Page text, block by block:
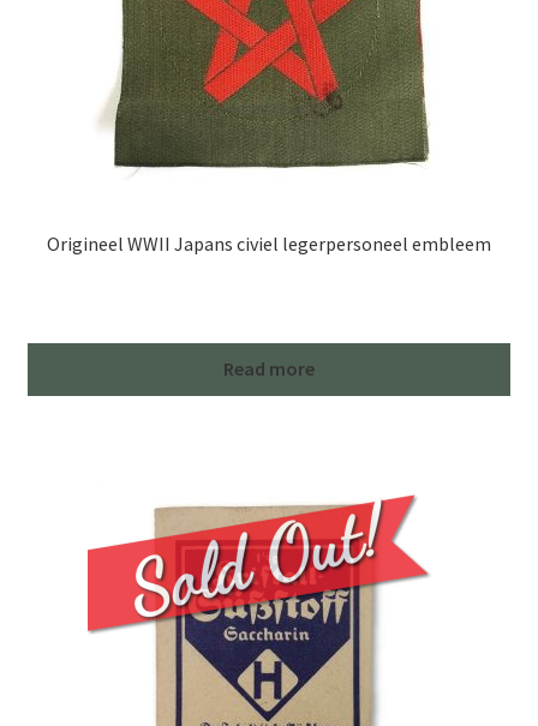
Origineel WWII Japans civiel legerpersoneel embleem
Read more